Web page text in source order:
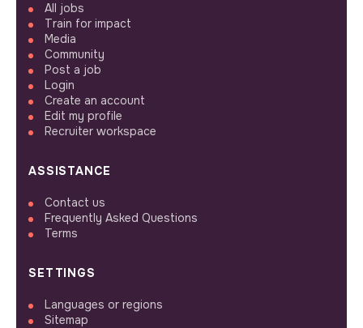
All jobs
Train for impact
Media
Community
Post a job
Login
Create an account
Edit my profile
Recruiter workspace
ASSISTANCE
Contact us
Frequently Asked Questions
Terms
SETTINGS
Languages or regions
Sitemap